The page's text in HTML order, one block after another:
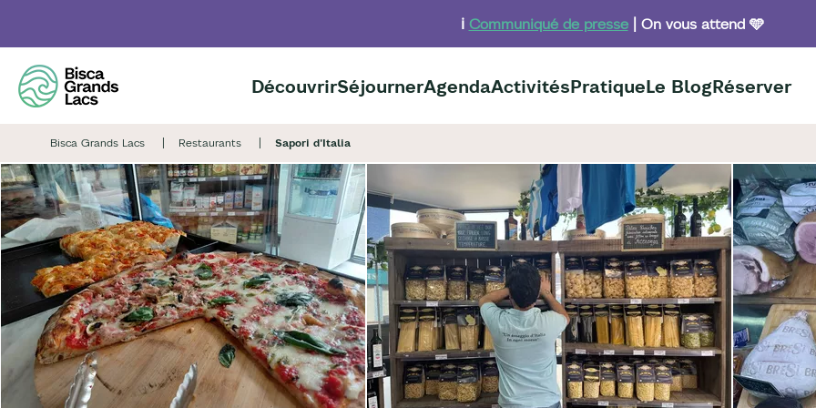
contenu
principal
ℹ️ Communiqué de presse| On vous attend 🩵
DécouvrirSéjournerAgendaActivitésPratiqueLe BlogRéserver
Bisca Grands Lacs Restaurants Sapori d'Italia